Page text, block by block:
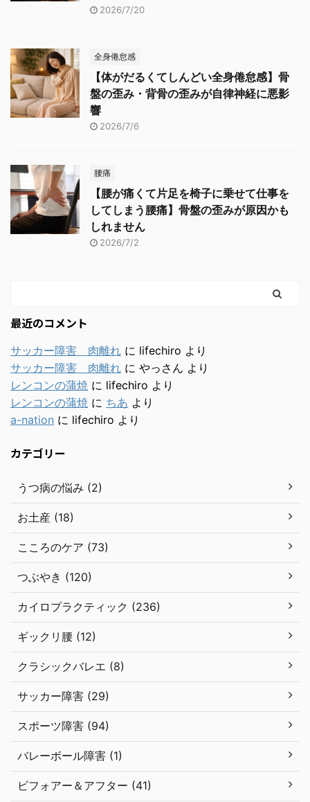
2026/7/20
全身倦怠感
【体がだるくてしんどい全身倦怠感】骨
盤の歪み・背骨の歪みが自律神経に悪影
響
2026/7/6
腰痛
【腰が痛くて片足を椅子に乗せて仕事を
してしまう腰痛】骨盤の歪みが原因かも
しれません
2026/7/2
最近のコメント
サッカー障害 肉離れ に lifechiro より
サッカー障害 肉離れ に やっさん より
レンコンの蒲焼 に lifechiro より
レンコンの蒲焼 に ちあ より
a-nation に lifechiro より
カテゴリー
うつ病の悩み (2)
お土産 (18)
こころのケア (73)
つぶやき (120)
カイロプラクティック (236)
ギックリ腰 (12)
クラシックバレエ (8)
サッカー障害 (29)
スポーツ障害 (94)
バレーボール障害 (1)
ビフォアー＆アフター (41)